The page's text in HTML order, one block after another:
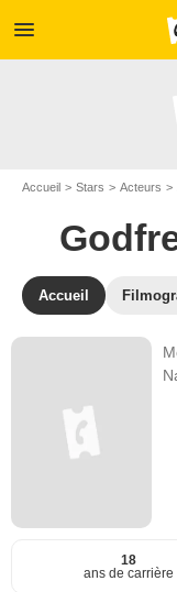
menu
Accueil Stars Acteurs
Accueil
18
ans de carrière